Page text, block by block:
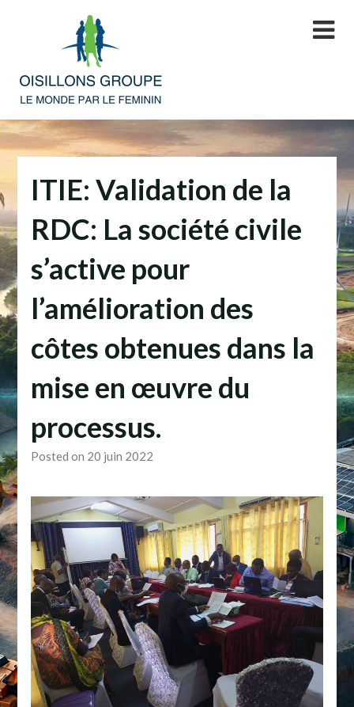
ITIE: Validation de la
RDC: La société civile
s’active pour
l’amélioration des
côtes obtenues dans la
mise en œuvre du
processus.
Posted on 20 juin 2022